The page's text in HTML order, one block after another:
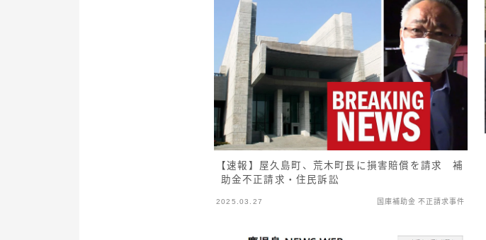
【速報】屋久島町、荒木町長に損害賠償を請求 補
助金不正請求・住民訴訟
2025.03.27 国庫補助金 不正請求事件